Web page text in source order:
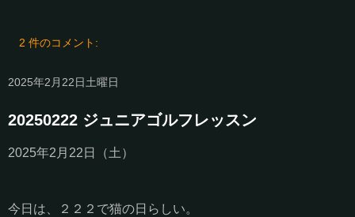
2 件のコメント:
2025年2月22日土曜日
20250222 ジュニアゴルフレッスン
2025年2月22日（土）
今日は、２２２で猫の日らしい。